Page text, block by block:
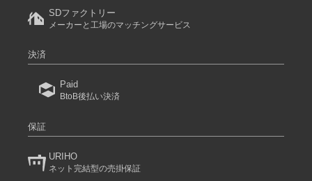
SDファクトリー
メーカーと工場のマッチングサービス
決済
Paid
BtoB後払い決済
保証
URIHO
ネット完結型の売掛保証